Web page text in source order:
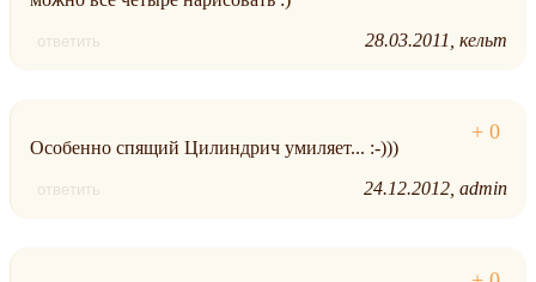
ответить 28.03.2011 кельт
Особенно спящий Цилиндрич умиляет... :-)))
ответить 24.12.2012 admin